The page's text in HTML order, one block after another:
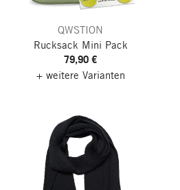
QWSTION
Rucksack Mini Pack
79,90 €
+ weitere Varianten